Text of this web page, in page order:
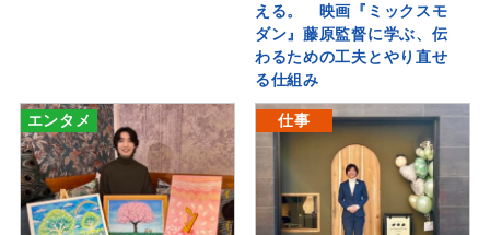
える。 映画『ミックスモ
ダン』藤原監督に学ぶ、伝
わるための工夫とやり直せ
る仕組み
エンタメ 仕事